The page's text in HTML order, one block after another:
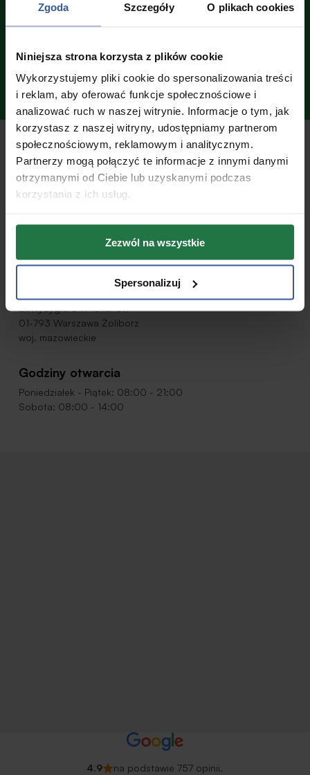
Zgoda Szczegóły O plikach cookies
Niniejsza strona korzysta z plików cookie
Wykorzystujemy pliki cookie do spersonalizowania treści
i reklam, aby oferować funkcje społecznościowe i
analizować ruch w naszej witrynie. Informacje o tym, jak
korzystasz z naszej witryny, udostępniamy partnerom
społecznościowym, reklamowym i analitycznym.
Partnerzy mogą połączyć te informacje z innymi danymi
otrzymanymi od Ciebie lub uzyskanymi podczas
korzystania z ich usług.
Zezwól na wszystkie
Spersonalizuj
Średnia ocen w naszym Centrum
Medycznym
Mapa dojazdu
Jak dojechać do
BodyMove
Adres naszego Centrum
ul. Rydygiera 19 lokal U17
01-793 Warszawa Żoliborz
woj. mazowieckie
Godziny otwarcia
Poniedziałek - Piątek: 08:00 - 21:00
Sobota: 08:00 - 14:00
4.9
na podstawie 757 opinii.